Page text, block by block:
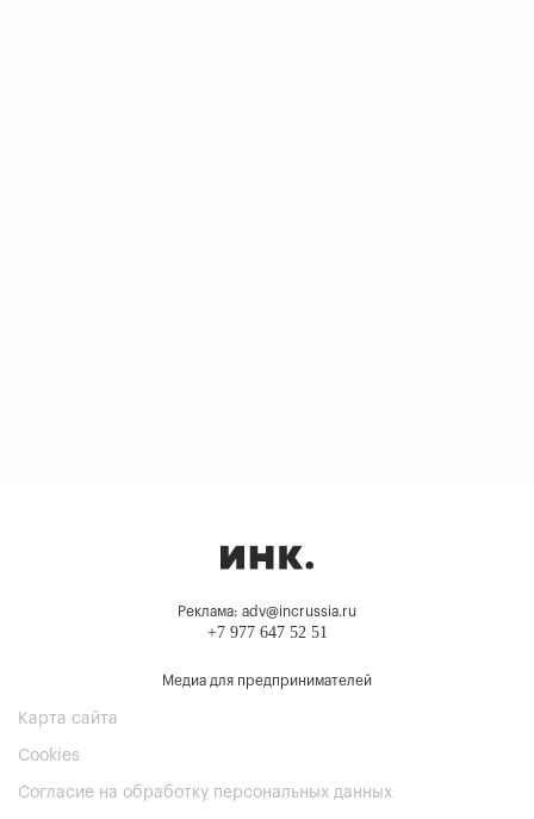
Реклама: adv@incrussia.ru
+7 977 647 52 51
Медиа для предпринимателей
Карта сайта
Cookies
Согласие на обработку персональных данных